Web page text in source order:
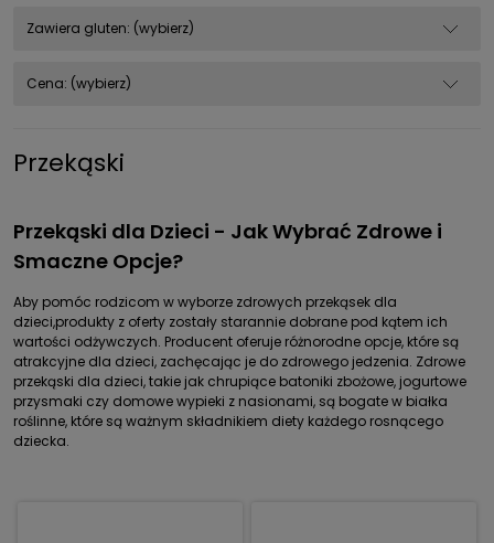
Zawiera gluten: (wybierz)
Cena: (wybierz)
Przekąski
Przekąski dla Dzieci - Jak Wybrać Zdrowe i
Smaczne Opcje?
Aby pomóc rodzicom w wyborze zdrowych przekąsek dla
dzieci,produkty z oferty zostały starannie dobrane pod kątem ich
wartości odżywczych. Producent oferuje różnorodne opcje, które są
atrakcyjne dla dzieci, zachęcając je do zdrowego jedzenia. Zdrowe
przekąski dla dzieci, takie jak chrupiące batoniki zbożowe, jogurtowe
przysmaki czy domowe wypieki z nasionami, są bogate w białka
roślinne, które są ważnym składnikiem diety każdego rosnącego
dziecka.